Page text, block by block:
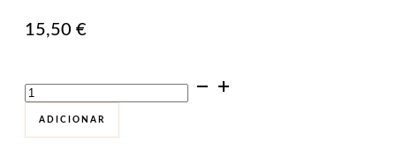
15,50 €
Quantidade
de
Morte
Acidental
ADICIONAR